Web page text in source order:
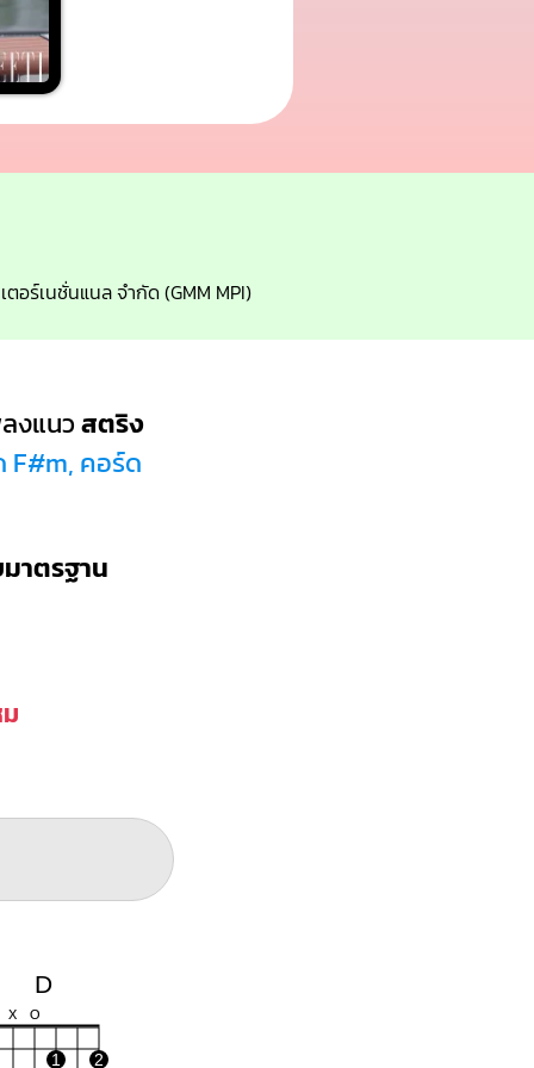
ร์เนชั่นแนล จำกัด (GMM MPI)
งแนวสตริง
F#m, คอร์ด
าตรฐาน
D
X O
1 2